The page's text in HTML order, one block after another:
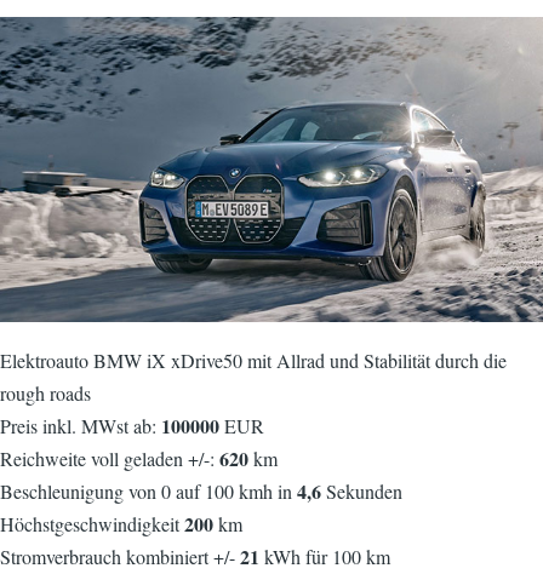
Elektroauto BMW iX xDrive50 mit Allrad und Stabilität durch die
rough roads
Preis inkl. MWst ab: 100000EUR
Reichweite voll geladen +/-: 620km
Beschleunigung von 0 auf 100 kmh in 4,6Sekunden
Höchstgeschwindigkeit200km
Stromverbrauch kombiniert +/-21 kWh für 100 km